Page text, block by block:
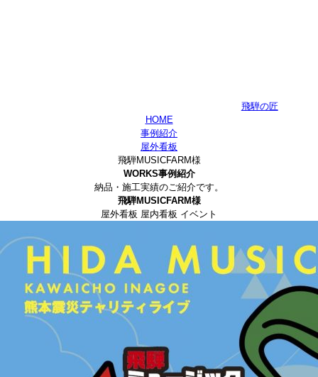
飛騨の匠
HOME
事例紹介
屋外看板
飛騨MUSICFARM様
WORKS事例紹介
納品・施工実績のご紹介です。
飛騨MUSICFARM様
屋外看板 屋内看板 イベント